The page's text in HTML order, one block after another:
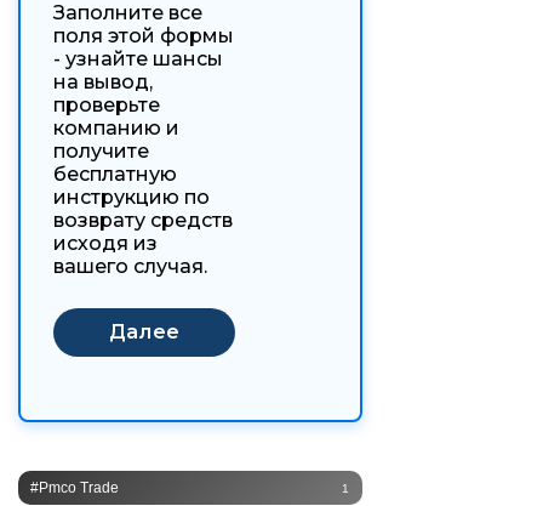
Заполните все
поля этой формы
- узнайте шансы
на вывод,
проверьте
компанию и
получите
бесплатную
инструкцию по
возврату средств
исходя из
вашего случая.
#Pmco Trade 1